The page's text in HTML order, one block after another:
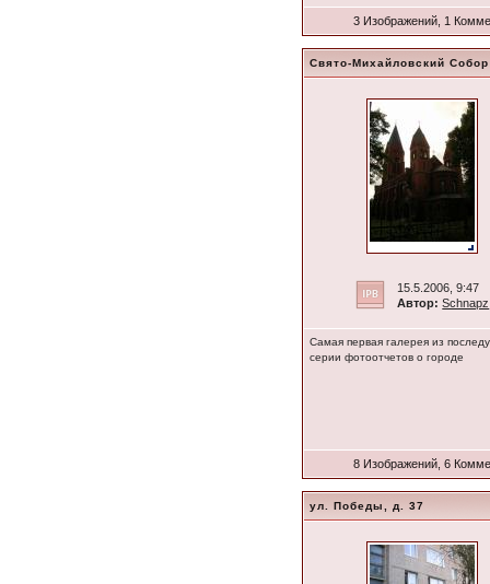
3 Изображений, 1
Свято-Михайловский Собор
15.5.2006, 9:47
Автор: Schnapz
Самая первая галерея из
серии фотоотчетов о городе
8 Изображений, 6
ул. Победы, д. 37